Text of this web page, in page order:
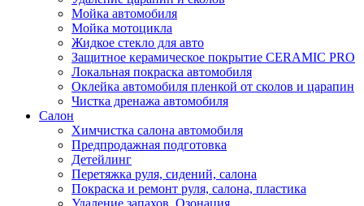
Мойка автомобиля
Мойка мотоцикла
Жидкое стекло для авто
Защитное керамическое покрытие CERAMIC PRO
Локальная покраска автомобиля
Оклейка автомобиля пленкой от сколов и царапин
Чистка дренажа автомобиля
Салон
Химчистка салона автомобиля
Предпродажная подготовка
Детейлинг
Перетяжка руля, сидений, салона
Покраска и ремонт руля, салона, пластика
Удаление запахов. Озонация.